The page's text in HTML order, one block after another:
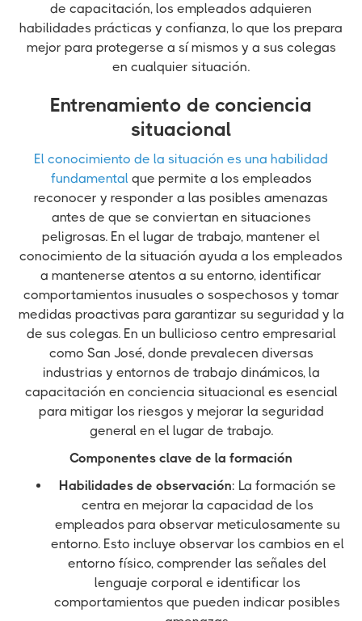
de capacitación, los empleados adquieren
habilidades prácticas y confianza, lo que los prepara
mejor para protegerse a sí mismos y a sus colegas
en cualquier situación.
Entrenamiento de conciencia
situacional
El conocimiento de la situación es una habilidad
fundamentalque permite a los empleados
reconocer y responder a las posibles amenazas
antes de que se conviertan en situaciones
peligrosas. En el lugar de trabajo, mantener el
conocimiento de la situación ayuda a los empleados
a mantenerse atentos a su entorno, identificar
comportamientos inusuales o sospechosos y tomar
medidas proactivas para garantizar su seguridad y la
de sus colegas. En un bullicioso centro empresarial
como San José, donde prevalecen diversas
industrias y entornos de trabajo dinámicos, la
capacitación en conciencia situacional es esencial
para mitigar los riesgos y mejorar la seguridad
general en el lugar de trabajo.
Componentes clave de la formación
Habilidades de observación: La formación se
centra en mejorar la capacidad de los
empleados para observar meticulosamente su
entorno. Esto incluye observar los cambios en el
entorno físico, comprender las señales del
lenguaje corporal e identificar los
comportamientos que pueden indicar posibles